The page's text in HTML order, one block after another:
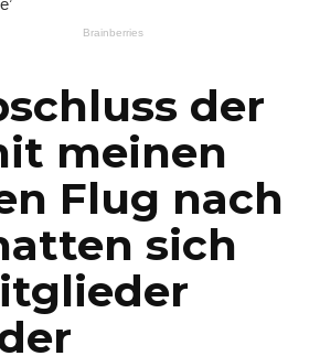
der
meinen
Flug nach
sich